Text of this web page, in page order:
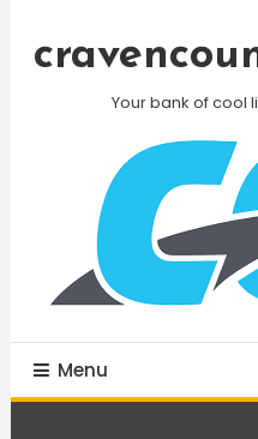
Your bank of cool
Menu